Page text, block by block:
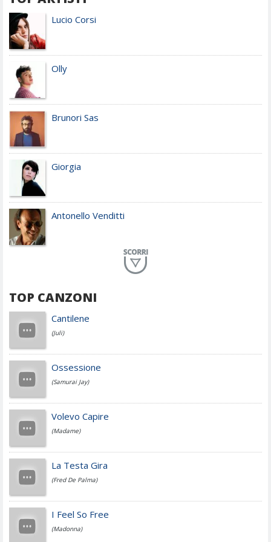
Lucio Corsi
Olly
Brunori Sas
Giorgia
Antonello Venditti
Achille Lauro
Cesare Cremonini
Jovanotti
Fedez
Simone Cristicchi
TOP CANZONI
Cantilene
(Juli)
Ossessione
(Samurai Jay)
Volevo Capire
(Madame)
La Testa Gira
(Fred De Palma)
I Feel So Free
(Madonna)